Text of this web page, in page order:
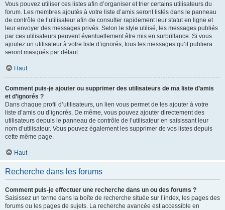
Vous pouvez utiliser ces listes afin d’organiser et trier certains utilisateurs du
forum. Les membres ajoutés à votre liste d’amis seront listés dans le panneau
de contrôle de l’utilisateur afin de consulter rapidement leur statut en ligne et
leur envoyer des messages privés. Selon le style utilisé, les messages publiés
par ces utilisateurs peuvent éventuellement être mis en surbrillance. Si vous
ajoutez un utilisateur à votre liste d’ignorés, tous les messages qu’il publiera
seront masqués par défaut.
Haut
Comment puis-je ajouter ou supprimer des utilisateurs de ma liste d’amis
et d’ignorés ?
Dans chaque profil d’utilisateurs, un lien vous permet de les ajouter à votre
liste d’amis ou d’ignorés. De même, vous pouvez ajouter directement des
utilisateurs depuis le panneau de contrôle de l’utilisateur en saisissant leur
nom d’utilisateur. Vous pouvez également les supprimer de vos listes depuis
cette même page.
Haut
Recherche dans les forums
Comment puis-je effectuer une recherche dans un ou des forums ?
Saisissez un terme dans la boîte de recherche située sur l’index, les pages des
forums ou les pages de sujets. La recherche avancée est accessible en